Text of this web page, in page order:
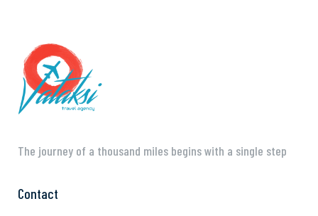
The journey of a thousand miles begins with a single step
Contact